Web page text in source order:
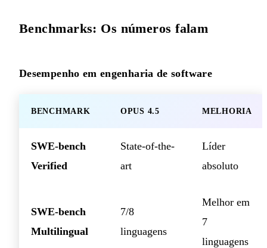
Benchmarks: Os números falam
Desempenho em engenharia de software
BENCHMARK OPUS 4.5 MELHORIA
SWE-bench
Verified
State-of-the-
art
Líder
absoluto
SWE-bench
Multilingual
7/8
linguagens
Melhor em
7
linguagens